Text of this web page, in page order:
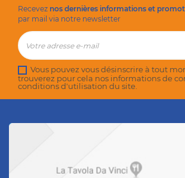
Recevez nos dernières informations et
par mail via notre newsletter
Vous pouvez vous désinscrire à tout
trouverez pour cela nos informations de
conditions d'utilisation du site.